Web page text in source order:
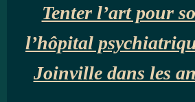
Tenter l’art pour
l’hôpital
Joinville dans les